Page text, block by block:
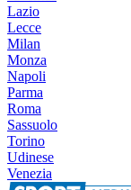
Lazio
Lecce
Milan
Monza
Napoli
Parma
Roma
Sassuolo
Torino
Udinese
Venezia